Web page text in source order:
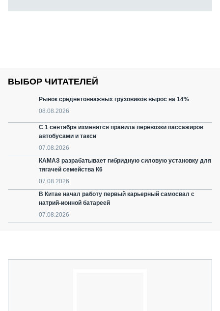
ВЫБОР ЧИТАТЕЛЕЙ
Рынок среднетоннажных грузовиков вырос на 14%
08.08.2026
С 1 сентября изменятся правила перевозки пассажиров
автобусами и такси
07.08.2026
КАМАЗ разрабатывает гибридную силовую установку для
тягачей семейства К6
07.08.2026
В Китае начал работу первый карьерный самосвал с
натрий-ионной батареей
07.08.2026